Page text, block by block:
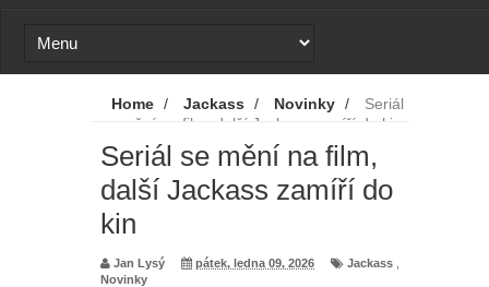
Home / Jackass / Novinky /
Seriál
se mění na film, další Jackass zamíří do kin
Seriál se mění na film,
další Jackass zamíří do
kin
Jan Lysý pátek, ledna 09, 2026 Jackass
Novinky